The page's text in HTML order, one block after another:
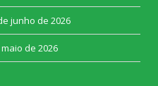
junho de 2026
de 2026